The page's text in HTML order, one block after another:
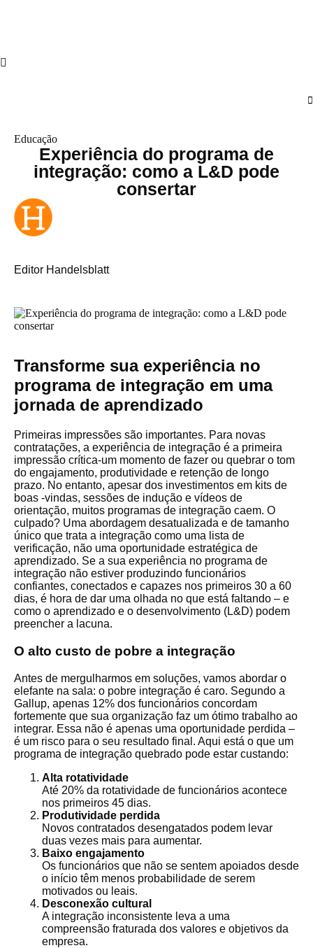
Educação
Experiência do programa de
integração: como a L&D pode
consertar
Editor Handelsblatt
Transforme sua experiência no
programa de integração em uma
jornada de aprendizado
Primeiras impressões são importantes. Para novas
contratações, a experiência de integração é a primeira
impressão crítica-um momento de fazer ou quebrar o tom
do engajamento, produtividade e retenção de longo
prazo. No entanto, apesar dos investimentos em kits de
boas -vindas, sessões de indução e vídeos de
orientação, muitos programas de integração caem. O
culpado? Uma abordagem desatualizada e de tamanho
único que trata a integração como uma lista de
verificação, não uma oportunidade estratégica de
aprendizado. Se a sua experiência no programa de
integração não estiver produzindo funcionários
confiantes, conectados e capazes nos primeiros 30 a 60
dias, é hora de dar uma olhada no que está faltando – e
como o aprendizado e o desenvolvimento (L&D) podem
preencher a lacuna.
O alto custo de pobre a integração
Antes de mergulharmos em soluções, vamos abordar o
elefante na sala: o pobre integração é caro. Segundo a
Gallup, apenas 12% dos funcionários concordam
fortemente que sua organização faz um ótimo trabalho ao
integrar. Essa não é apenas uma oportunidade perdida –
é um risco para o seu resultado final. Aqui está o que um
programa de integração quebrado pode estar custando:
Alta rotatividade
Até 20% da rotatividade de funcionários acontece
nos primeiros 45 dias.
Produtividade perdida
Novos contratados desengatados podem levar
duas vezes mais para aumentar.
Baixo engajamento
Os funcionários que não se sentem apoiados desde
o início têm menos probabilidade de serem
motivados ou leais.
Desconexão cultural
A integração inconsistente leva a uma
compreensão fraturada dos valores e objetivos da
empresa.